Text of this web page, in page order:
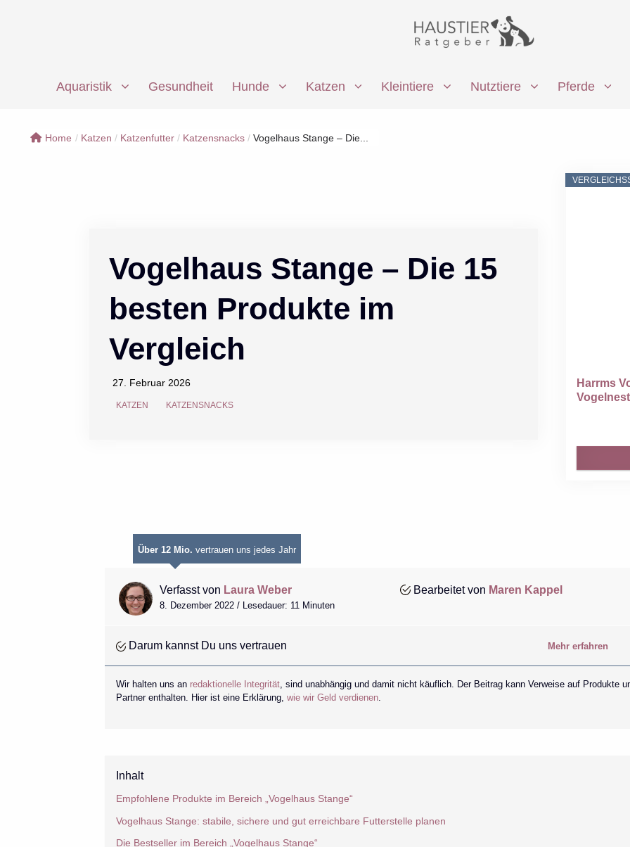
Aquaristik Gesundheit Hunde Katzen Kleintiere Nutztiere Pferde
Home / Katzen / Katzenfutter / Katzensnacks / Vogelhaus Stange – Die...
Vogelhaus Stange – Die 15
besten Produkte im
Vergleich
27. Februar 2026
KATZEN KATZENSNACKS
Harrms
Über 12 Mio. vertrauen uns jedes Jahr
Verfasst von Laura Weber
8. Dezember 2022 / Lesedauer: 11 Minuten
Bearbeitet von Maren Kappel
Darum kannst Du uns vertrauen Mehr erfahren
Wir halten uns an redaktionelle Integrität, sind unabhängig und damit nicht käuflich. Der Beitrag kann Verweise auf Produkte
Partner enthalten. Hier ist eine Erklärung, wie wir Geld verdienen.
Inhalt
Empfohlene Produkte im Bereich „Vogelhaus Stange“
Vogelhaus Stange: stabile, sichere und gut erreichbare Futterstelle planen
Die Bestseller im Bereich „Vogelhaus Stange“